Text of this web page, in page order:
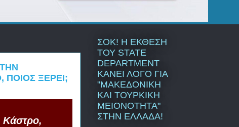
ΠΟΙΟΣ ΞΕΡΕΙ;
Κάστρο,
ΣΟΚ! Η ΕΚΘΕΣΗ
ΤΟΥ STATE
DEPARTMENT
ΚΑΝΕΙ ΛΟΓΟ ΓΙΑ
"ΜΑΚΕΔΟΝΙΚΗ
ΚΑΙ ΤΟΥΡΚΙΚΗ
ΜΕΙΟΝΟΤΗΤΑ"
ΣΤΗΝ ΕΛΛΑΔΑ!